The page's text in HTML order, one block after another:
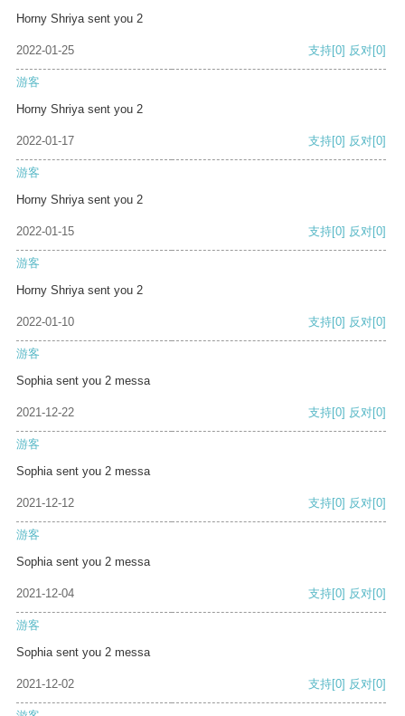
Horny Shriya sent you 2
2022-01-25 支持[0] 反对[0]
游客
Horny Shriya sent you 2
2022-01-17 支持[0] 反对[0]
游客
Horny Shriya sent you 2
2022-01-15 支持[0] 反对[0]
游客
Horny Shriya sent you 2
2022-01-10 支持[0] 反对[0]
游客
Sophia sent you 2 messa
2021-12-22 支持[0] 反对[0]
游客
Sophia sent you 2 messa
2021-12-12 支持[0] 反对[0]
游客
Sophia sent you 2 messa
2021-12-04 支持[0] 反对[0]
游客
Sophia sent you 2 messa
2021-12-02 支持[0] 反对[0]